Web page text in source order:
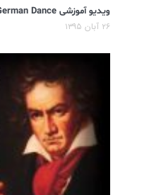
ویدیو آموزشی German Dance اثر بتهوون
۲۶ آبان ۱۳۹۵